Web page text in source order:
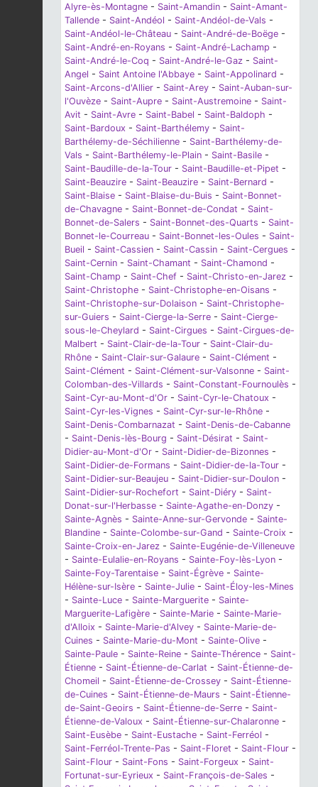
Alyre-ès-Montagne - Saint-Amandin - Saint-Amant-
Tallende - Saint-Andéol - Saint-Andéol-de-Vals -
Saint-Andéol-le-Château - Saint-André-de-Boëge -
Saint-André-en-Royans - Saint-André-Lachamp -
Saint-André-le-Coq - Saint-André-le-Gaz - Saint-
Angel - Saint Antoine l'Abbaye - Saint-Appolinard -
Saint-Arcons-d'Allier - Saint-Arey - Saint-Auban-sur-
l'Ouvèze - Saint-Aupre - Saint-Austremoine - Saint-
Avit - Saint-Avre - Saint-Babel - Saint-Baldoph -
Saint-Bardoux - Saint-Barthélemy - Saint-
Barthélemy-de-Séchilienne - Saint-Barthélemy-de-
Vals - Saint-Barthélemy-le-Plain - Saint-Basile -
Saint-Baudille-de-la-Tour - Saint-Baudille-et-Pipet -
Saint-Beauzire - Saint-Beauzire - Saint-Bernard -
Saint-Blaise - Saint-Blaise-du-Buis - Saint-Bonnet-
de-Chavagne - Saint-Bonnet-de-Condat - Saint-
Bonnet-de-Salers - Saint-Bonnet-des-Quarts - Saint-
Bonnet-le-Courreau - Saint-Bonnet-les-Oules - Saint-
Bueil - Saint-Cassien - Saint-Cassin - Saint-Cergues -
Saint-Cernin - Saint-Chamant - Saint-Chamond -
Saint-Champ - Saint-Chef - Saint-Christo-en-Jarez -
Saint-Christophe - Saint-Christophe-en-Oisans -
Saint-Christophe-sur-Dolaison - Saint-Christophe-
sur-Guiers - Saint-Cierge-la-Serre - Saint-Cierge-
sous-le-Cheylard - Saint-Cirgues - Saint-Cirgues-de-
Malbert - Saint-Clair-de-la-Tour - Saint-Clair-du-
Rhône - Saint-Clair-sur-Galaure - Saint-Clément -
Saint-Clément - Saint-Clément-sur-Valsonne - Saint-
Colomban-des-Villards - Saint-Constant-Fournoulès -
Saint-Cyr-au-Mont-d'Or - Saint-Cyr-le-Chatoux -
Saint-Cyr-les-Vignes - Saint-Cyr-sur-le-Rhône -
Saint-Denis-Combarnazat - Saint-Denis-de-Cabanne
- Saint-Denis-lès-Bourg - Saint-Désirat - Saint-
Didier-au-Mont-d'Or - Saint-Didier-de-Bizonnes -
Saint-Didier-de-Formans - Saint-Didier-de-la-Tour -
Saint-Didier-sur-Beaujeu - Saint-Didier-sur-Doulon -
Saint-Didier-sur-Rochefort - Saint-Diéry - Saint-
Donat-sur-l'Herbasse - Sainte-Agathe-en-Donzy -
Sainte-Agnès - Sainte-Anne-sur-Gervonde - Sainte-
Blandine - Sainte-Colombe-sur-Gand - Sainte-Croix -
Sainte-Croix-en-Jarez - Sainte-Eugénie-de-Villeneuve
- Sainte-Eulalie-en-Royans - Sainte-Foy-lès-Lyon -
Sainte-Foy-Tarentaise - Saint-Égrève - Sainte-
Hélène-sur-Isère - Sainte-Julie - Saint-Éloy-les-Mines
- Sainte-Luce - Sainte-Marguerite - Sainte-
Marguerite-Lafigère - Sainte-Marie - Sainte-Marie-
d'Alloix - Sainte-Marie-d'Alvey - Sainte-Marie-de-
Cuines - Sainte-Marie-du-Mont - Sainte-Olive -
Sainte-Paule - Sainte-Reine - Sainte-Thérence - Saint-
Étienne - Saint-Étienne-de-Carlat - Saint-Étienne-de-
Chomeil - Saint-Étienne-de-Crossey - Saint-Étienne-
de-Cuines - Saint-Étienne-de-Maurs - Saint-Étienne-
de-Saint-Geoirs - Saint-Étienne-de-Serre - Saint-
Étienne-de-Valoux - Saint-Étienne-sur-Chalaronne -
Saint-Eusèbe - Saint-Eustache - Saint-Ferréol -
Saint-Ferréol-Trente-Pas - Saint-Floret - Saint-Flour -
Saint-Flour - Saint-Fons - Saint-Forgeux - Saint-
Fortunat-sur-Eyrieux - Saint-François-de-Sales -